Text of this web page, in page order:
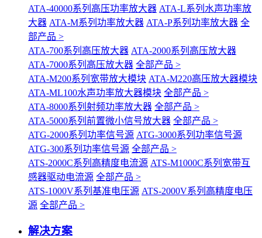
ATA-40000系列高压功率放大器 ATA-L系列水声功率放
大器 ATA-M系列功率放大器 ATA-P系列功率放大器 全
部产品 >
ATA-700系列高压放大器 ATA-2000系列高压放大器
ATA-7000系列高压放大器 全部产品 >
ATA-M200系列宽带放大模块 ATA-M220高压放大器模块
ATA-ML100水声功率放大器模块 全部产品 >
ATA-8000系列射频功率放大器 全部产品 >
ATA-5000系列前置微小信号放大器 全部产品 >
ATG-2000系列功率信号源 ATG-3000系列功率信号源
ATG-300系列功率信号源 全部产品 >
ATS-2000C系列高精度电流源 ATS-M1000C系列宽带互
感器驱动电流源 全部产品 >
ATS-1000V系列基准电压源 ATS-2000V系列高精度电压
源 全部产品 >
解决方案